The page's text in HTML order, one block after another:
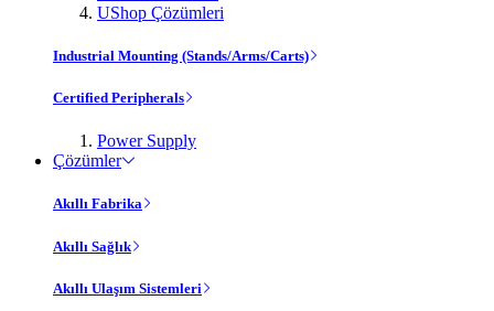
UShop Çözümleri
Industrial Mounting (Stands/Arms/Carts)
Certified Peripherals
Power Supply
Çözümler
Akıllı Fabrika
Akıllı Sağlık
Akıllı Ulaşım Sistemleri